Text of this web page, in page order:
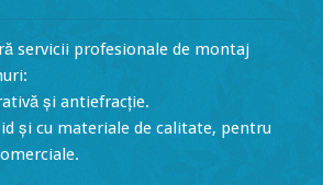
servicii profesionale de montaj
și antiefracție.
și cu materiale de calitate, pentru